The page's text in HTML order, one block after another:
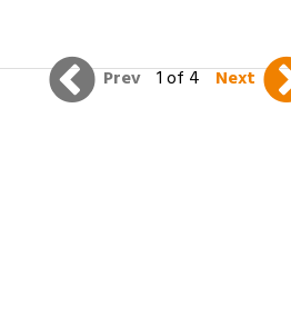
Prev 1 of 4 Next